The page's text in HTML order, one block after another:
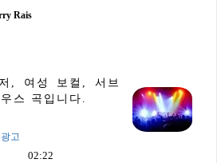
Rais
, 여성 보컬, 서브
스 곡입니다.
고
02:22